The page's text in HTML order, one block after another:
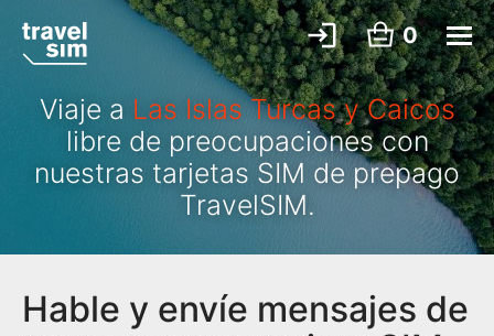
0
Viaje a Las Islas Turcas y Caicos
libre de preocupaciones con
nuestras tarjetas SIM de prepago
TravelSIM.
Hable y envíe mensajes de